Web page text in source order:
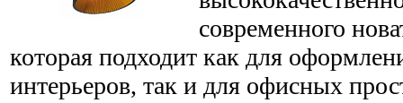
современного
которая подходит как для
интерьеров, так и для офисных